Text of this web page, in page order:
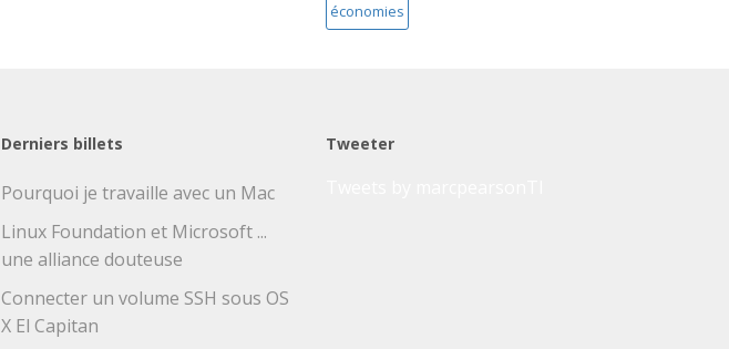
économies
Derniers billets
Pourquoi je travaille avec un Mac
Linux Foundation et Microsoft ...
une alliance douteuse
Connecter un volume SSH sous OS
X El Capitan
Tweeter